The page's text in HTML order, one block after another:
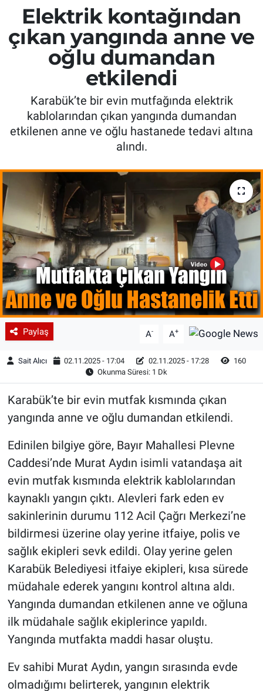
Elektrik kontağından
çıkan yangında anne ve
oğlu dumandan
etkilendi
Karabük’te bir evin mutfağında elektrik
kablolarından çıkan yangında dumandan
etkilenen anne ve oğlu hastanede tedavi altına
alındı.
Paylaş A- A+
Sait Alıcı 02.11.2025 - 17:04 02.11.2025 - 17:28
160
Okunma Süresi: 1 Dk
Karabük’te bir evin mutfak kısmında çıkan
yangında anne ve oğlu dumandan etkilendi.
Edinilen bilgiye göre, Bayır Mahallesi Plevne
Caddesi’nde Murat Aydın isimli vatandaşa ait
evin mutfak kısmında elektrik kablolarından
kaynaklı yangın çıktı. Alevleri fark eden ev
sakinlerinin durumu 112 Acil Çağrı Merkezi’ne
bildirmesi üzerine olay yerine itfaiye, polis ve
sağlık ekipleri sevk edildi. Olay yerine gelen
Karabük Belediyesi itfaiye ekipleri, kısa sürede
müdahale ederek yangını kontrol altına aldı.
Yangında dumandan etkilenen anne ve oğluna
ilk müdahale sağlık ekiplerince yapıldı.
Yangında mutfakta maddi hasar oluştu.
Ev sahibi Murat Aydın, yangın sırasında evde
olmadığımı belirterek, yangının elektrik